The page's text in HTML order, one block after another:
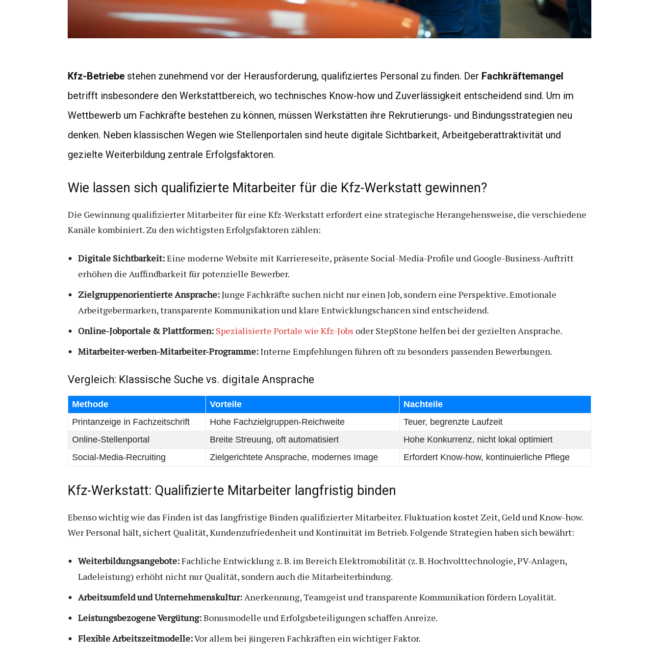
Kfz-Betriebe stehen zunehmend vor der Herausforderung, qualifiziertes Personal zu finden. Der Fachkräftemangel
betrifft insbesondere den Werkstattbereich, wo technisches Know-how und Zuverlässigkeit entscheidend sind. Um im
Wettbewerb um Fachkräfte bestehen zu können, müssen Werkstätten ihre Rekrutierungs- und Bindungsstrategien neu
denken. Neben klassischen Wegen wie Stellenportalen sind heute digitale Sichtbarkeit, Arbeitgeberattraktivität und
gezielte Weiterbildung zentrale Erfolgsfaktoren.
Wie lassen sich qualifizierte Mitarbeiter für die Kfz-Werkstatt gewinnen?
Die Gewinnung qualifizierter Mitarbeiter für eine Kfz-Werkstatt erfordert eine strategische Herangehensweise, die verschiedene
Kanäle kombiniert. Zu den wichtigsten Erfolgsfaktoren zählen:
Digitale Sichtbarkeit:Eine moderne Website mit Karriereseite, präsente Social-Media-Profile und Google-Business-Auftritt
erhöhen die Auffindbarkeit für potenzielle Bewerber.
Zielgruppenorientierte Ansprache:Junge Fachkräfte suchen nicht nur einen Job, sondern eine Perspektive. Emotionale
Arbeitgebermarken, transparente Kommunikation und klare Entwicklungschancen sind entscheidend.
Online-Jobportale & Plattformen: Spezialisierte Portale wie Kfz-Jobs oder StepStone helfen bei der gezielten Ansprache.
Mitarbeiter-werben-Mitarbeiter-Programme:Interne Empfehlungen führen oft zu besonders passenden Bewerbungen.
Vergleich: Klassische Suche vs. digitale Ansprache
Methode Vorteile
Nachteile
Printanzeige in Fachzeitschrift
Hohe Fachzielgruppen-Reichweite
Teuer, begrenzte Laufzeit
Online-Stellenportal
Breite Streuung, oft automatisiert
Hohe Konkurrenz, nicht lokal optimiert
Social-Media-Recruiting
Zielgerichtete Ansprache, modernes Image Erfordert Know-how, kontinuierliche Pflege
Kfz-Werkstatt: Qualifizierte Mitarbeiter langfristig binden
Ebenso wichtig wie das Finden ist das langfristige Binden qualifizierter Mitarbeiter. Fluktuation kostet Zeit, Geld und Know-how.
Wer Personal hält, sichert Qualität, Kundenzufriedenheit und Kontinuität im Betrieb. Folgende Strategien haben sich bewährt:
Weiterbildungsangebote:Fachliche Entwicklung z. B. im Bereich Elektromobilität (z. B. Hochvolttechnologie, PV-Anlagen,
Ladeleistung) erhöht nicht nur Qualität, sondern auch die Mitarbeiterbindung.
Arbeitsumfeld und Unternehmenskultur:Anerkennung, Teamgeist und transparente Kommunikation fördern Loyalität.
Leistungsbezogene Vergütung:Bonusmodelle und Erfolgsbeteiligungen schaffen Anreize.
Flexible Arbeitszeitmodelle:Vor allem bei jüngeren Fachkräften ein wichtiger Faktor.